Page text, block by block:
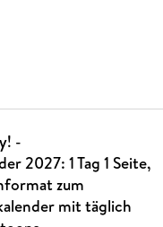
-
2027: 1 Tag 1 Seite,
zum
mit täglich